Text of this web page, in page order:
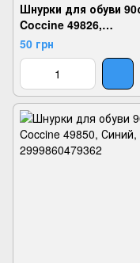
Шнурки для обуви
Coccine 49826,
Коричневый, 7,
2999860479102
50 грн